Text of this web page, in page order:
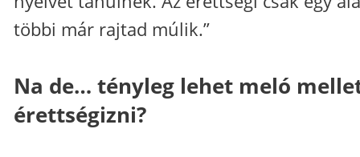
többi már rajtad múlik.”
Na de… tényleg lehet meló
érettségizni?